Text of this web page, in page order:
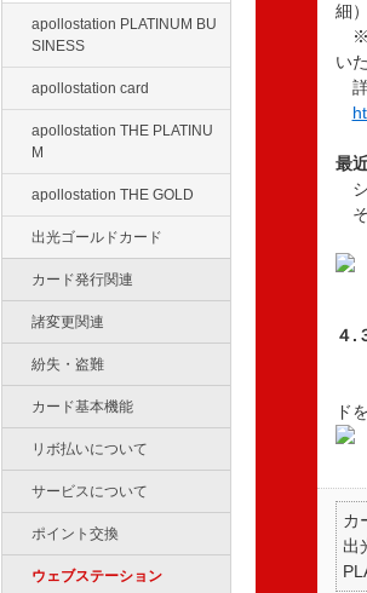
apollostation PLATINUM BU
SINESS
apollostation card
apollostation THE PLATINU
M
apollostation THE GOLD
出光ゴールドカード
カード発行関連
諸変更関連
紛失・盗難
カード基本機能
リボ払いについて
サービスについて
ポイント交換
ウェブステーション
細
※
い
詳
最
シ
そ
４.
①
②
ド
カ
出